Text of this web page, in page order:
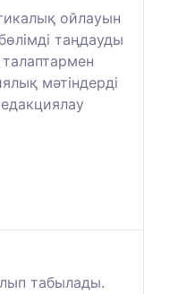
ойлауын
таңдауды
мәтіндерді
табылады.